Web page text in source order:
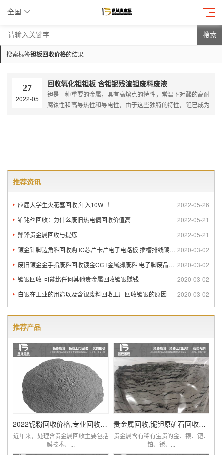
全国
搜索
搜索标签钽板回收价格的结果
27
2022-05
回收氧化钽钽板 含钽铌残渣钽废料废液
钽是一种重要的金属，具有高熔点的特性，常温下对酸的高耐
腐蚀性和高导热性和导电性，由于这些独特的特性，钽已成为
推荐资讯
2022-05-26
应届大学生火花塞回收,年入10W+！
2022-05-21
铂铑丝回收：为什么废旧热电偶回收价值高
2022-05-21
鼎锋贵金属回收与提炼
2020-03-02
镀金针脚边角料回收购 IC芯片卡片电子电路板 插槽排线镀金回
2020-03-02
废旧镀金金手指废料回收镀金CCT金属脚废料 电子脚废品回收
2020-03-02
镀银回收-可能比任何其他贵金属回收镀银赚钱
2020-03-02
白银在工业的用途以及含银废料回收工厂回收镀银的原因
推荐产品
2022铌粉回收价格,专业回收含铌废料厂家查询
近年来，处理含贵金属回收主要包括
膜技术、...
贵金属回收,铌钽原矿石回收提炼厂家,价比同优
贵金属含有稀有宝贵的金、银、钯、
铂、铑、...